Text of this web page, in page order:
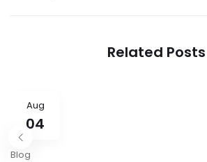
Related Posts
Aug
04
Blog